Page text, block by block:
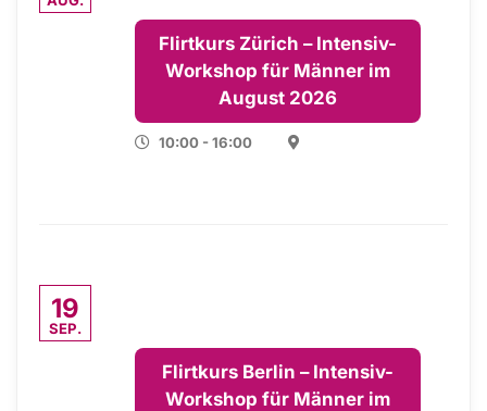
Flirtkurs Zürich – Intensiv-
Workshop für Männer im
August 2026
10:00 - 16:00
19
SEP.
Flirtkurs Berlin – Intensiv-
Workshop für Männer im